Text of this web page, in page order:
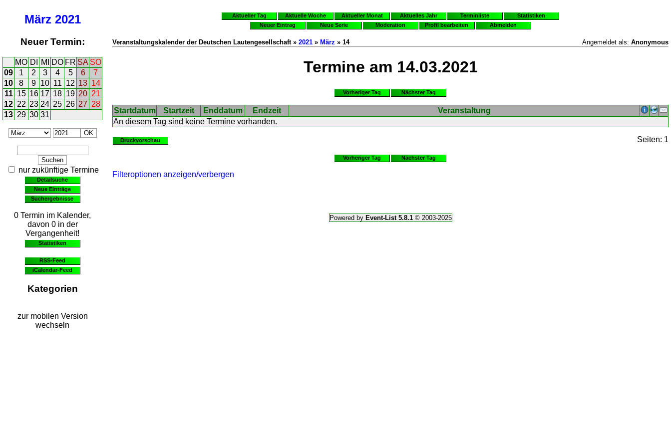
März 2021
Neuer Termin:
MO DI MI DO FR SA SO
09
1 2 3 4 5 6
7
10
8 9 10 11 12 13 14
11 15 16 17 18 19 20 21
12 22 23 24 25 26 27 28
13 29 30 31
nur zukünftige Termine
Detailsuche
Neue Einträge
Suchergebnisse
0 Termin im Kalender,
davon 0 in der
Vergangenheit!
Statistiken
RSS-Feed
iCalendar-Feed
Kategorien
zur mobilen Version
wechseln
Aktueller Tag Aktuelle Woche Aktueller Monat Aktuelles Jahr Terminliste
Statistiken
Neuer Eintrag
Neue Serie Moderation Profil bearbeiten Abmelden
Veranstaltungskalender der Deutschen Lautengesellschaft » 2021 » März » 14 Angemeldet als: Anonymous
Termine am 14.03.2021
Vorheriger Tag Nächster Tag
Startdatum Startzeit Enddatum Endzeit
Veranstaltung
An diesem Tag sind keine Termine vorhanden.
Druckvorschau Seiten: 1
Vorheriger Tag Nächster Tag
Filteroptionen anzeigen/verbergen
Powered by Event-List 5.8.1© 2003-2025